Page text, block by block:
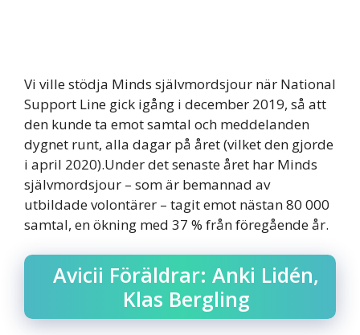
Vi ville stödja Minds självmordsjour när National
Support Line gick igång i december 2019, så att
den kunde ta emot samtal och meddelanden
dygnet runt, alla dagar på året (vilket den gjorde
i april 2020).Under det senaste året har Minds
självmordsjour – som är bemannad av
utbildade volontärer – tagit emot nästan 80 000
samtal, en ökning med 37 % från föregående år.
Avicii Föräldrar: Anki Lidén,
Klas Bergling